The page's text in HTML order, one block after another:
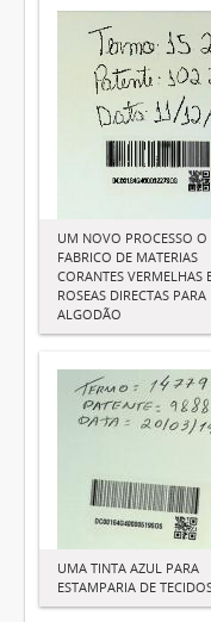
UM NOVO PROCESSO O
FABRICO DE MATERIAS
CORANTES VERMELHAS
ROSEAS DIRECTAS PARA
ALGODÃO
UMA TINTA AZUL PARA
ESTAMPARIA DE